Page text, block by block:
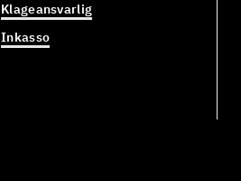
Klageansvarlig
Inkasso